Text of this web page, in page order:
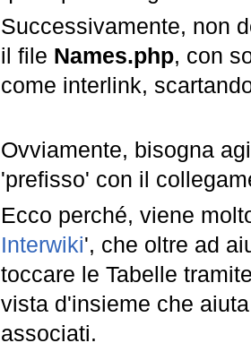
Successivamente, non
il file Names.php, con
come interlink,
Ovviamente, bisogna
'prefisso' con il
Ecco perché, viene
Interwiki', che oltre ad
toccare le Tabelle
vista d'insieme che
associati.